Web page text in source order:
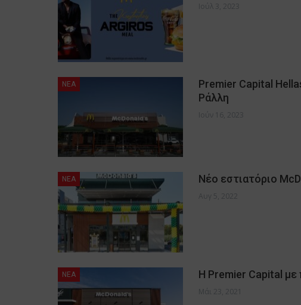
Ιούλ 3, 2023
NEA
Premier Capital
Ράλλη
Ιούν 16, 2023
NEA Νέο εστιατόριο
Αυγ 5, 2022
NEA Η Premier Capital
Μάι 23, 2021